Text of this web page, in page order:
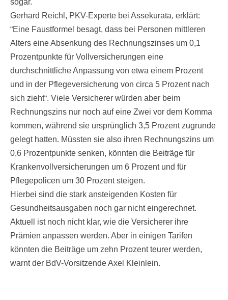
sogar.
Gerhard Reichl, PKV-Experte bei Assekurata, erklärt:
“Eine Faustformel besagt, dass bei Personen mittleren
Alters eine Absenkung des Rechnungszinses um 0,1
Prozentpunkte für Vollversicherungen eine
durchschnittliche Anpassung von etwa einem Prozent
und in der Pflegeversicherung von circa 5 Prozent nach
sich zieht“. Viele Versicherer würden aber beim
Rechnungszins nur noch auf eine Zwei vor dem Komma
kommen, während sie ursprünglich 3,5 Prozent zugrunde
gelegt hatten. Müssten sie also ihren Rechnungszins um
0,6 Prozentpunkte senken, könnten die Beiträge für
Krankenvollversicherungen um 6 Prozent und für
Pflegepolicen um 30 Prozent steigen.
Hierbei sind die stark ansteigenden Kosten für
Gesundheitsausgaben noch gar nicht eingerechnet.
Aktuell ist noch nicht klar, wie die Versicherer ihre
Prämien anpassen werden. Aber in einigen Tarifen
könnten die Beiträge um zehn Prozent teurer werden,
warnt der BdV-Vorsitzende Axel Kleinlein.